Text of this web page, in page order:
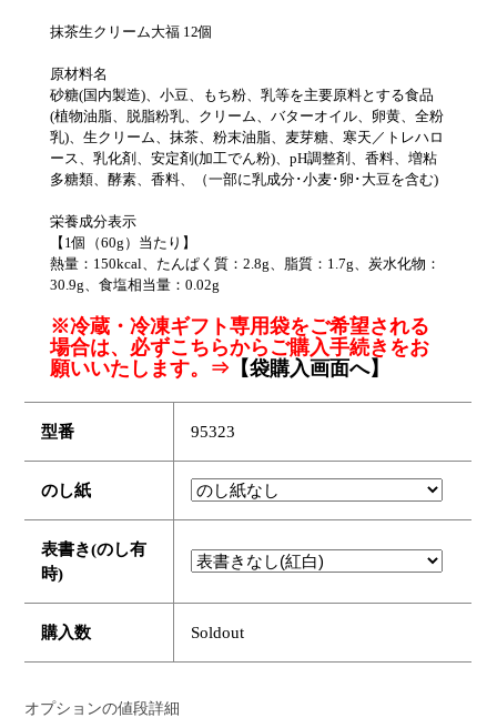
抹茶生クリーム大福 12個
原材料名
砂糖(国内製造)、小豆、もち粉、乳等を主要原料とする食品
(植物油脂、脱脂粉乳、クリーム、バターオイル、卵黄、全粉
乳)、生クリーム、抹茶、粉末油脂、麦芽糖、寒天／トレハロ
ース、乳化剤、安定剤(加工でん粉)、pH調整剤、香料、増粘
多糖類、酵素、香料、（一部に乳成分･小麦･卵･大豆を含む)
栄養成分表示
【1個（60g）当たり】
熱量：150kcal、たんぱく質：2.8g、脂質：1.7g、炭水化物：
30.9g、食塩相当量：0.02g
※冷蔵・冷凍ギフト専用袋をご希望される
場合は、必ずこちらからご購入手続きをお
願いいたします。⇒【袋購入画面へ】
型番 95323
のし紙
表書き(のし有
時)
購入数 Soldout
オプションの値段詳細